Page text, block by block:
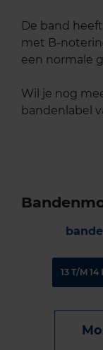
De band
met B-
een normale
Wil je nog
bandenlabel